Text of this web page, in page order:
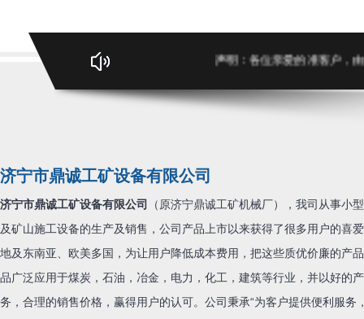
声明：各位亲爱的准客户，由
济宁市鼎诚工矿设备有限公司
济宁市鼎诚工矿设备有限公司
（原济宁鼎诚工矿机械厂），我司从事小
及矿山施工设备的生产及销售，公司产品上市以来获得了很多用户的喜
地及东南亚、欧美多国，为让用户降低成本费用，把这些质优价廉的产
品广泛应用于煤炭，石油，冶金，电力，化工，建筑等行业，并以好的
务，合理的销售价格，赢得用户的认可。公司秉承“为客户提供便利服务